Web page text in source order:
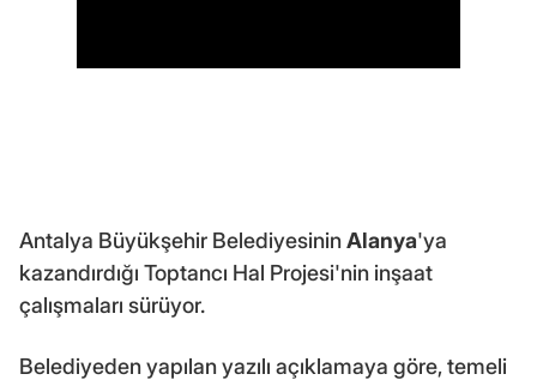
Antalya Büyükşehir BelediyesininAlanya'ya
kazandırdığı Toptancı Hal Projesi'nin inşaat
çalışmaları sürüyor.
Belediyeden yapılan yazılı açıklamaya göre, temeli